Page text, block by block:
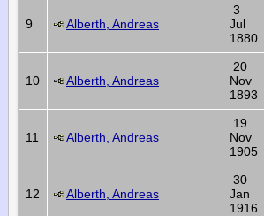
9 Alberth, Andreas
3
Jul
1880
10 Alberth, Andreas
20
Nov
1893
11 Alberth, Andreas
19
Nov
1905
12 Alberth, Andreas
30
Jan
1916